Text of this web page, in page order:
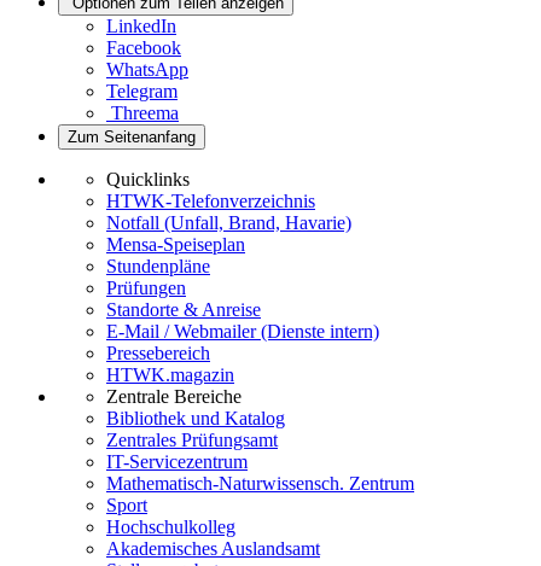
LinkedIn
Facebook
WhatsApp
Telegram
Threema
Zum Seitenanfang
Quicklinks
HTWK-Telefonverzeichnis
Notfall (Unfall, Brand, Havarie)
Mensa-Speiseplan
Stundenpläne
Prüfungen
Standorte & Anreise
E-Mail / Webmailer (Dienste intern)
Pressebereich
HTWK.magazin
Zentrale Bereiche
Bibliothek und Katalog
Zentrales Prüfungsamt
IT-Servicezentrum
Mathematisch-Naturwissensch. Zentrum
Sport
Hochschulkolleg
Akademisches Auslandsamt